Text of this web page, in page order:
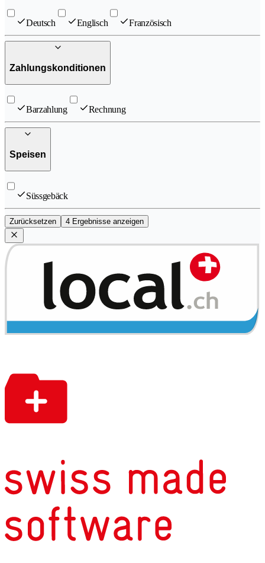
Deutsch Englisch Französisch
Zahlungskonditionen
Barzahlung Rechnung
Speisen
Süssgebäck
Zurücksetzen 4 Ergebnisse anzeigen